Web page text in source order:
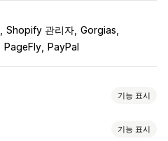
Shopify 관리자 Gorgias
PageFly PayPal
기능 표시
기능 표시